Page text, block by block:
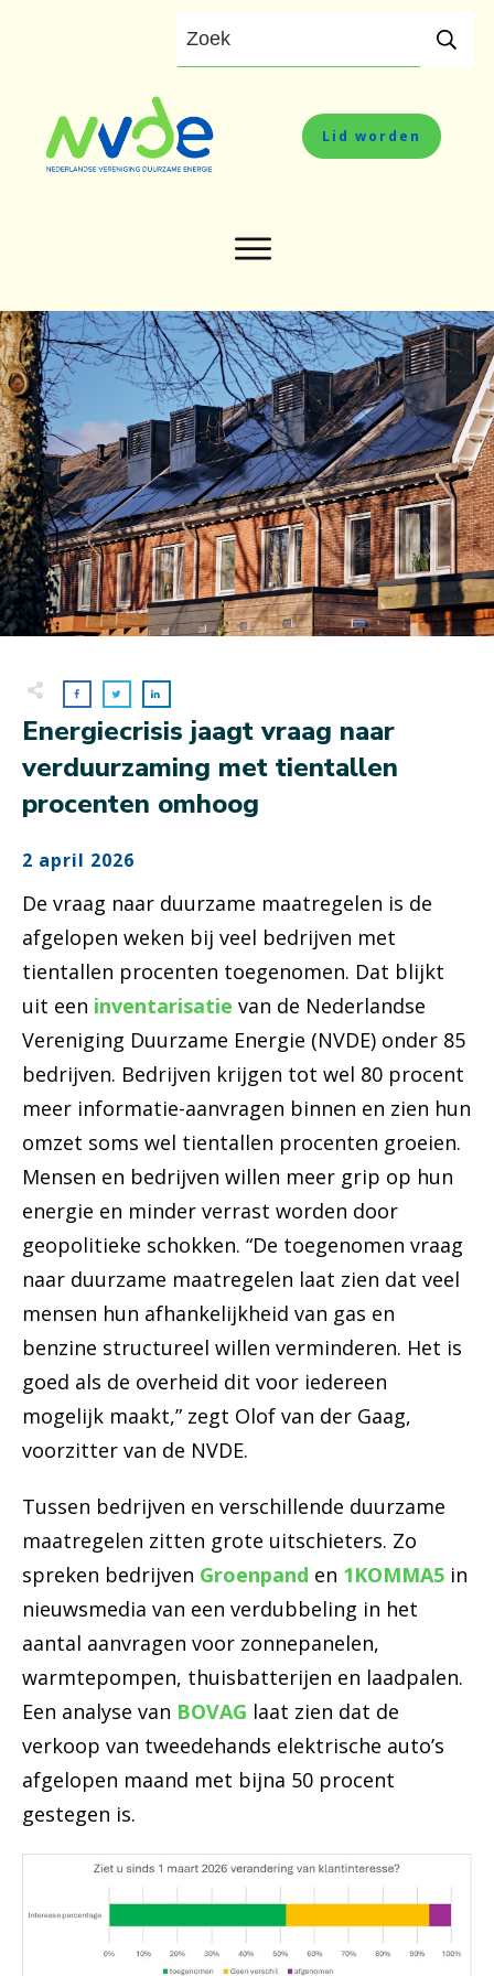
Lid worden
Energiecrisis jaagt vraag naar
verduurzaming met tientallen
procenten omhoog
2 april 2026
De vraag naar duurzame maatregelen is de
afgelopen weken bij veel bedrijven met
tientallen procenten toegenomen. Dat blijkt
uit een inventarisatie van de Nederlandse
Vereniging Duurzame Energie (NVDE) onder 85
bedrijven. Bedrijven krijgen tot wel 80 procent
meer informatie-aanvragen binnen en zien hun
omzet soms wel tientallen procenten groeien.
Mensen en bedrijven willen meer grip op hun
energie en minder verrast worden door
geopolitieke schokken. “De toegenomen vraag
naar duurzame maatregelen laat zien dat veel
mensen hun afhankelijkheid van gas en
benzine structureel willen verminderen. Het is
goed als de overheid dit voor iedereen
mogelijk maakt,” zegt Olof van der Gaag,
voorzitter van de NVDE.
Tussen bedrijven en verschillende duurzame
maatregelen zitten grote uitschieters. Zo
spreken bedrijven Groenpand en 1KOMMA5 in
nieuwsmedia van een verdubbeling in het
aantal aanvragen voor zonnepanelen,
warmtepompen, thuisbatterijen en laadpalen.
Een analyse van BOVAG laat zien dat de
verkoop van tweedehands elektrische auto’s
afgelopen maand met bijna 50 procent
gestegen is.